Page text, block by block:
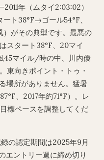
年（ムタイ2:03:02）
ト38°F→ゴール54°F、
がその典型です。最悪の
スタート38°F、20マイ
45マイル/時の中、川内優
東向きポイント・トゥ・
場所がありません。猛暑
、2017年約71°F）。レ
標ペースを調整してくだ
の認定期間は2025年9月
エントリー週に締め切り